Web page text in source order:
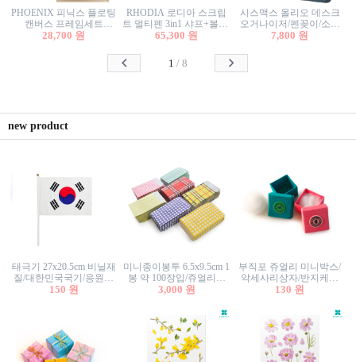
PHOENIX 피닉스 플로팅
캔버스 프레임세트
50x50cm/액자캔버스/인테
28,700 원
RHODIA 로디아 스크립
트 멀티펜 3in1 샤프+볼펜/
무광택 알루미늄 육각배
65,300 원
시스맥스 올리오 데스크
오거나이저/펜꽂이/소품
꽂이/소품함/정리함/수납
7,800 원
1 / 8
new product
태극기 27x20.5cm 비닐재
질/대한민국국기/응원깃
발/행사깃발
150 원
미니종이봉투 6.5x9.5cm 1
봉 약 100장입/쥬얼리봉
투/증명사진봉투/악세사
3,000 원
부직포 쥬얼리 미니박스/
악세사리상자/반지케이
스/반지상자/귀걸이상자/
130 원